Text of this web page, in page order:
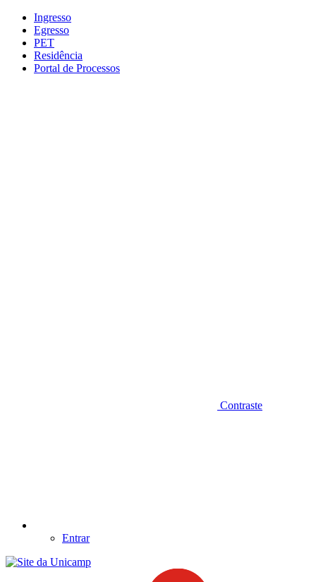
Conteúdo principal
Ingresso
Egresso
PET
Residência
Portal de Processos
Contraste
Entrar